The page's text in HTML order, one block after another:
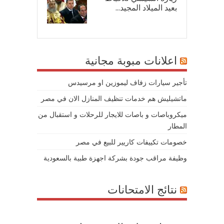
بعيد الميلاد المجيد...
اعلانات مبوبة مجانية
تأجير سيارات زفاف ليموزين او مرسيدس
ماتشيليش هم خدمات تنظيف المنازل الان في مصر
ميكروباصات و باصات للايجار للرحلات و استقبال من
المطار
خصومات تكييفات كاريير للبيع في مصر
وظيفة مراقب جودة بشركة اجهزة طبية بالسعودية
نتائج الامتحانات